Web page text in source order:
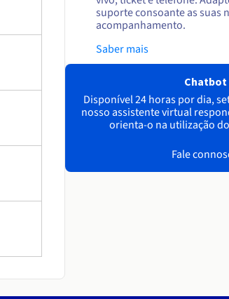
suporte consoante as suas
acompanhamento.
Saber mais
Chatbot
Disponível 24 horas por dia,
nosso assistente virtual
orienta-o na utilização
Fale